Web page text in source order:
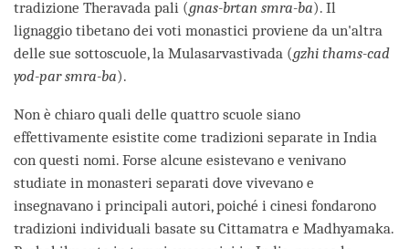
tradizione Theravada pali (gnas-brtan smra-ba). Il
lignaggio tibetano dei voti monastici proviene da un'altra
delle sue sottoscuole, la Mulasarvastivada (gzhi thams-cad
yod-par smra-ba).
Non è chiaro quali delle quattro scuole siano
effettivamente esistite come tradizioni separate in India
con questi nomi. Forse alcune esistevano e venivano
studiate in monasteri separati dove vivevano e
insegnavano i principali autori, poiché i cinesi fondarono
tradizioni individuali basate su Cittamatra e Madhyamaka.